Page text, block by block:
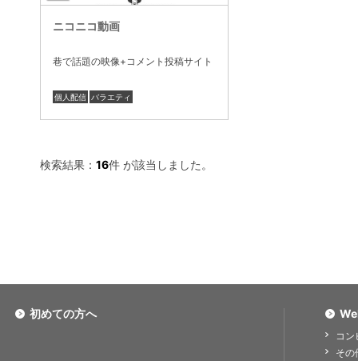
ニコニコ動画
巷で話題の映像+コメント投稿サイト
個人配信 バラエティ
検索結果： 16件 が該当しました。
初めての方へ
コ
その